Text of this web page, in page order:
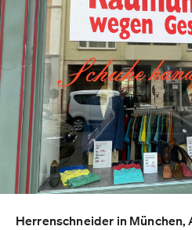
Herrenschneider in München,